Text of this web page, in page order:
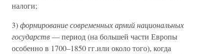
налоги;
3)формирование современных армий национальных
государств— период (на большей части Европы
особенно в 1700–1850 гг.или около того), когда